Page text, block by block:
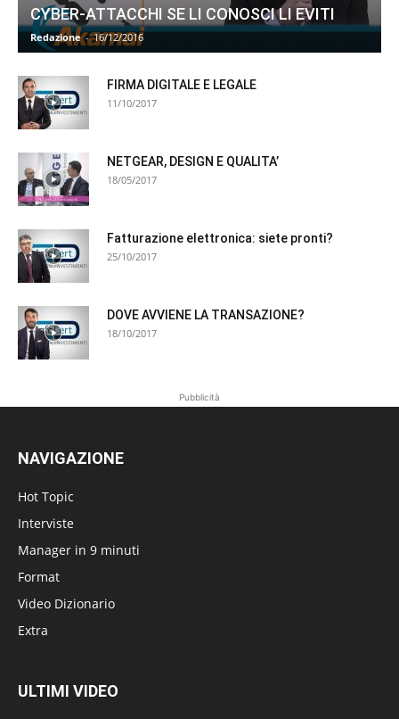
CYBER-ATTACCHI SE LI CONOSCI LI EVITI
Redazione - 16/12/2016
FIRMA DIGITALE E LEGALE
11/10/2017
NETGEAR, DESIGN E QUALITA’
18/05/2017
Fatturazione elettronica: siete pronti?
25/10/2017
DOVE AVVIENE LA TRANSAZIONE?
18/10/2017
Pubblicità
NAVIGAZIONE
Hot Topic
Interviste
Manager in 9 minuti
Format
Video Dizionario
Extra
ULTIMI VIDEO